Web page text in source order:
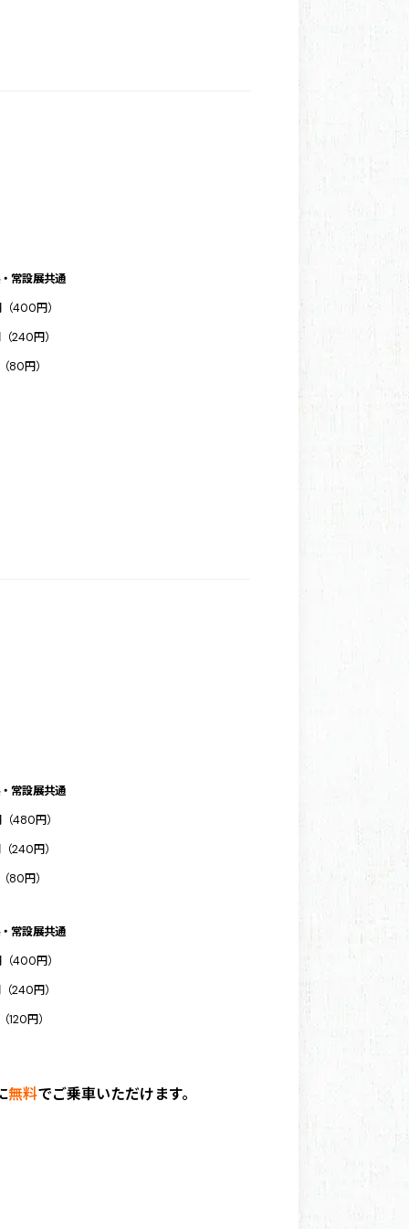
常設展共通
400円）
240円）
80円）
常設展共通
480円）
240円）
80円）
常設展共通
400円）
240円）
120円）
無料でご乗車いただけます。